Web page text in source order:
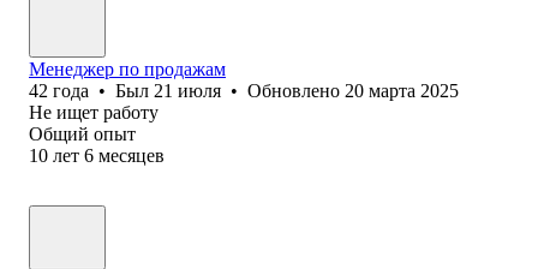
Менеджер по продажам
42 года • Был 21 июля • Обновлено 20 марта 2025
Не ищет работу
Общий опыт
10 лет 6 месяцев